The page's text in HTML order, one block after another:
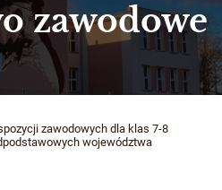
zawodowe
zawodowych dla klas 7-8
województwa